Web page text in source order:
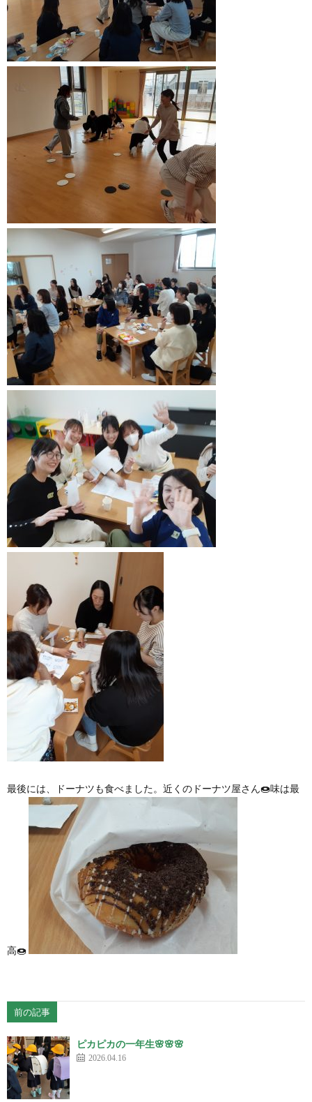
最後には、ドーナツも食べました。近くのドーナツ屋さん🍩味は最
高🍩
前の記事
ピカピカの一年生🌸🌸🌸
2026.04.16